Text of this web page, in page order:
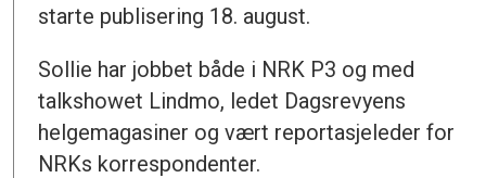
starte publisering 18. august.
Sollie har jobbet både i NRK P3 og med
talkshowet Lindmo, ledet Dagsrevyens
helgemagasiner og vært reportasjeleder for
NRKs korrespondenter.